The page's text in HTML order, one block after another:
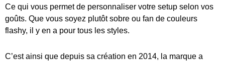
Ce qui vous permet de personnaliser votre setup selon vos
goûts. Que vous soyez plutôt sobre ou fan de couleurs
flashy, il y en a pour tous les styles.
C’est ainsi que depuis sa création en 2014, la marque a